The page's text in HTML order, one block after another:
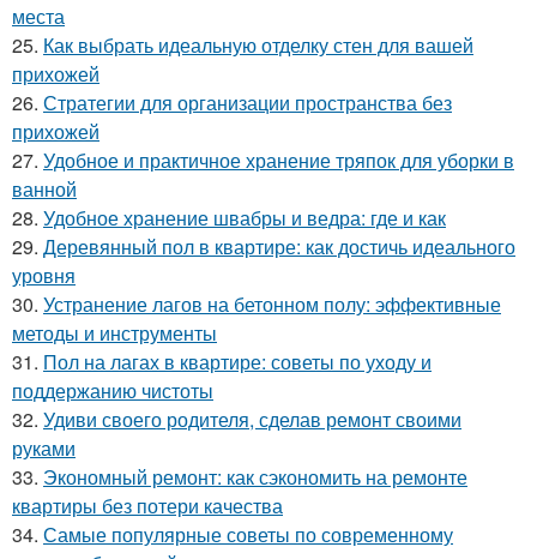
места
25. Как выбрать идеальную отделку стен для вашей
прихожей
26. Стратегии для организации пространства без
прихожей
27. Удобное и практичное хранение тряпок для уборки в
ванной
28. Удобное хранение швабры и ведра: где и как
29. Деревянный пол в квартире: как достичь идеального
уровня
30. Устранение лагов на бетонном полу: эффективные
методы и инструменты
31. Пол на лагах в квартире: советы по уходу и
поддержанию чистоты
32. Удиви своего родителя, сделав ремонт своими
руками
33. Экономный ремонт: как сэкономить на ремонте
квартиры без потери качества
34. Самые популярные советы по современному